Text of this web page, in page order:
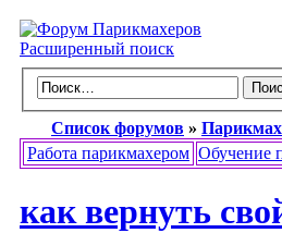
Расширенный поиск
Список форумов »
Работа парикмахером Обучение
как вернуть